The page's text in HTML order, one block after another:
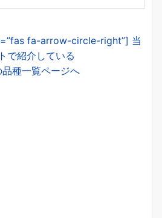
fa-arrow-circle-right”] 当
で紹介している
種一覧ページへ